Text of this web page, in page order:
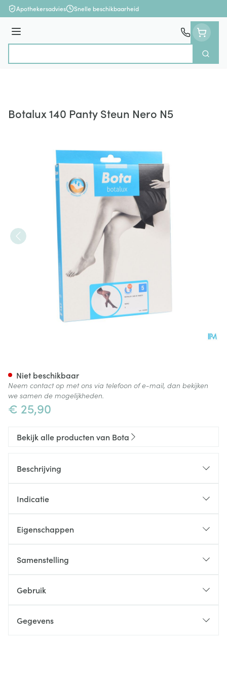
Ga naar de inhoud
Apothekersadvies Snelle beschikbaarheid
Menu
Zoek
Botalux 140 Panty Steun Nero N5
€ 25,90
Niet beschikbaar
Neem contact op met ons via telefoon of e-mail, dan bekijken
we samen de mogelijkheden.
Bekijk alle producten van Bota
Beschrijving
Indicatie
Eigenschappen
Samenstelling
Gebruik
Gegevens